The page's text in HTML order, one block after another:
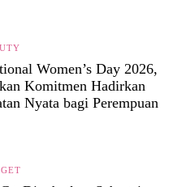
Women’s Day 2026,
Komitmen Hadirkan
Nyata bagi Perempuan